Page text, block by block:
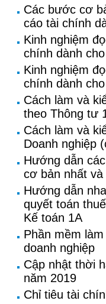
Các bước cơ
cáo tài chính
Kinh nghiệm
chính dành
Kinh nghiệm
chính dành
Cách làm và
theo Thông tư
Cách làm và
Doanh nghiệp
Hướng dẫn
cơ bản nhất
Hướng dẫn
quyết toán
Kế toán 1A
Phần mềm
doanh nghiệp
Cập nhật thời
năm 2019
Chỉ tiêu tài